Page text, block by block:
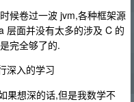
候卷过一波 jvm,各种框架源
层面并没有太多的涉及 C 的
完全够了的.
深入的学习
果想深的话,但是我数学不